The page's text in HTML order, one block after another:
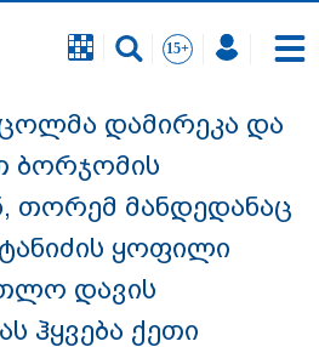
დამირეკა და
ბორჯომის
თორემ მანდედანაც
ყოფილი
დავის
ჰყვება ქეთი